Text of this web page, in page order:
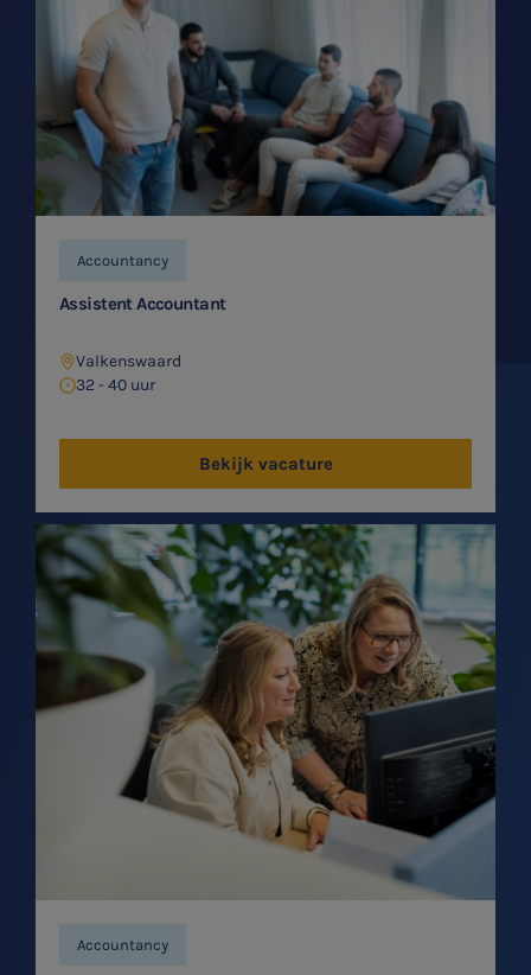
Accountancy
Assistent Accountant
Valkenswaard
32 - 40 uur
Bekijk vacature
Accountancy